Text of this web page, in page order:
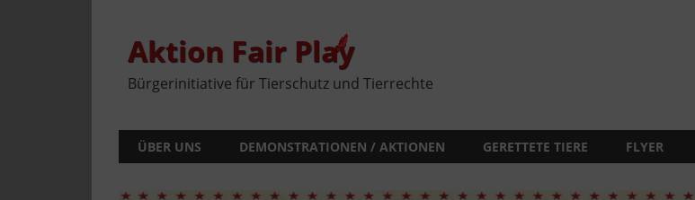
springenAktion Fair Play
Bürgerinitiative für Tierschutz und Tierrechte
ÜBER UNS DEMONSTRATIONEN / AKTIONEN GERETTETE TIERE FLYER